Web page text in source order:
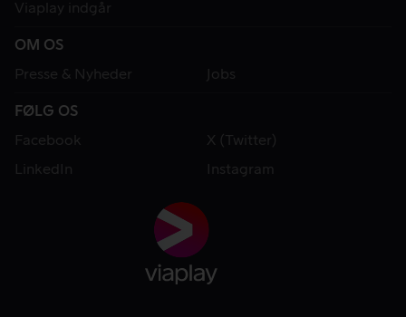
Viaplay indgår
OM OS
Presse & Nyheder
Jobs
FØLG OS
Facebook
X (Twitter)
LinkedIn
Instagram